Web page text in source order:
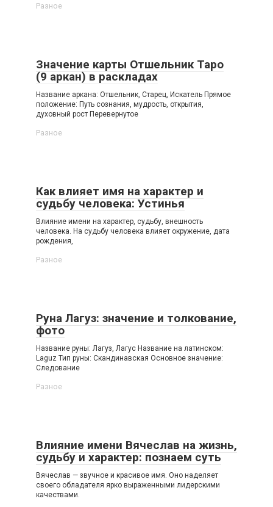
Разное
Значение карты Отшельник Таро
(9 аркан) в раскладах
Название аркана: Отшельник, Старец, Искатель Прямое
положение: Путь сознания, мудрость, открытия,
духовный рост Перевернутое
Разное
Как влияет имя на характер и
судьбу человека: Устинья
Влияние имени на характер, судьбу, внешность
человека. На судьбу человека влияет окружение, дата
рождения,
Разное
Руна Лагуз: значение и толкование,
фото
Название руны: Лагуз, Лагус Название на латинском:
Laguz Тип руны: Скандинавская Основное значение:
Следование
Разное
Влияние имени Вячеслав на жизнь,
судьбу и характер: познаем суть
Вячеслав — звучное и красивое имя. Оно наделяет
своего обладателя ярко выраженными лидерскими
качествами.